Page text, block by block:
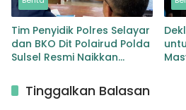
Tim Penyidik Polres Selayar
dan BKO Dit Polairud Polda
Sulsel Resmi Naikkan
Tahap Penyidikan
Tinggalkan Balasan